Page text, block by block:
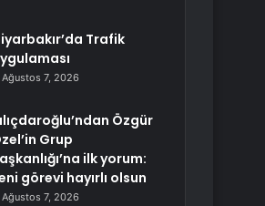
Trafik
Ağustos 7, 2026
Özgür
Grup
ilk yorum:
görevi hayırlı olsun
Ağustos 7, 2026